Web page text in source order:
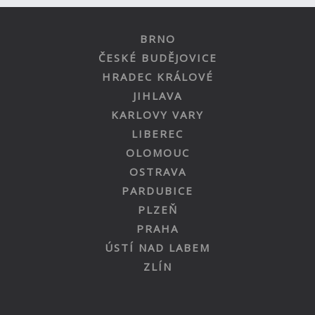
BRNO
ČESKÉ BUDĚJOVICE
HRADEC KRÁLOVÉ
JIHLAVA
KARLOVY VARY
LIBEREC
OLOMOUC
OSTRAVA
PARDUBICE
PLZEŇ
PRAHA
ÚSTÍ NAD LABEM
ZLÍN